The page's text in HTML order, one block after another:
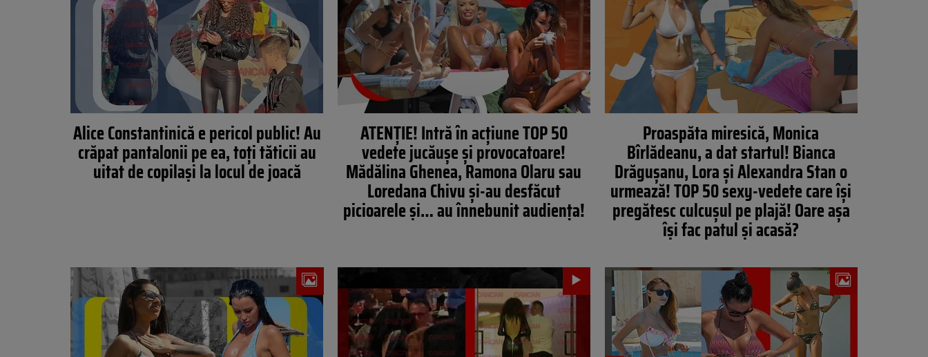
Alice Constantinică e pericol public! Au
crăpat pantalonii pe ea, toți tăticii au
uitat de copilași la locul de joacă
ATENŢIE! Intră în acţiune TOP 50
vedete jucăuşe şi provocatoare!
Mădălina Ghenea, Ramona Olaru sau
Loredana Chivu şi-au desfăcut
picioarele şi… au înnebunit audienţa!
Proaspăta miresică, Monica
Bîrlădeanu, a dat startul! Bianca
Drăgușanu, Lora și Alexandra Stan o
urmează! TOP 50 sexy-vedete care își
pregătesc culcușul pe plajă! Oare așa
își fac patul și acasă?